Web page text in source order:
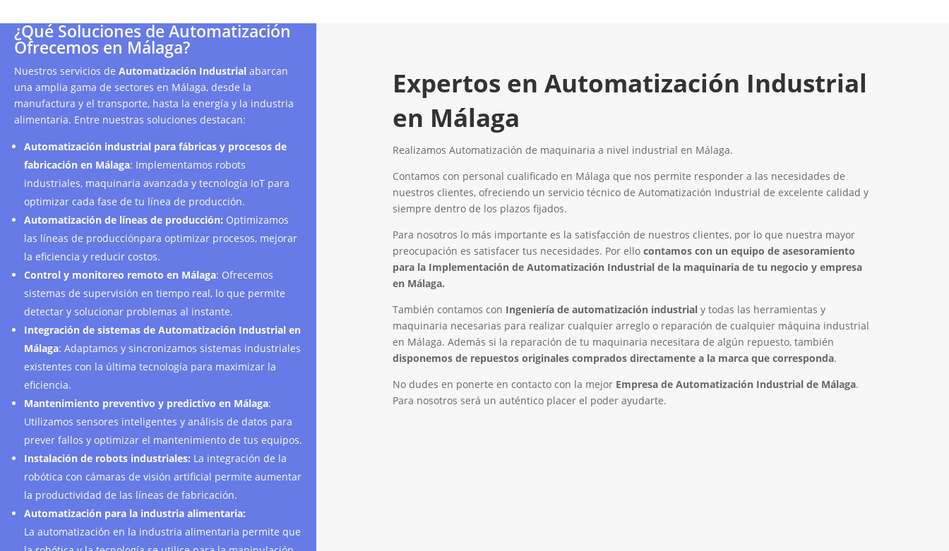
¿Qué Soluciones de Automatización
Ofrecemos en Málaga?
Nuestros servicios de Automatización Industrial abarcan
una amplia gama de sectores en Málaga, desde la
manufactura y el transporte, hasta la energía y la industria
alimentaria. Entre nuestras soluciones destacan:
Automatización industrial para fábricas y procesos de
fabricación en Málaga: Implementamos robots
industriales, maquinaria avanzada y tecnología IoT para
optimizar cada fase de tu línea de producción.
Automatización de líneas de producción: Optimizamos
las líneas de producciónpara optimizar procesos, mejorar
la eficiencia y reducir costos.
Control y monitoreo remoto en Málaga: Ofrecemos
sistemas de supervisión en tiempo real, lo que permite
detectar y solucionar problemas al instante.
Integración de sistemas de Automatización Industrial en
Málaga: Adaptamos y sincronizamos sistemas industriales
existentes con la última tecnología para maximizar la
eficiencia.
Mantenimiento preventivo y predictivo en Málaga:
Utilizamos sensores inteligentes y análisis de datos para
prever fallos y optimizar el mantenimiento de tus equipos.
Instalación de robots industriales: La integración de la
robótica con cámaras de visión artificial permite aumentar
la productividad de las líneas de fabricación.
Automatización para la industria alimentaria:
La automatización en la industria alimentaria permite que
Expertos en Automatización Industrial
en Málaga
Realizamos Automatización de maquinaria a nivel industrial en Málaga.
Contamos con personal cualificado en Málaga que nos permite responder a las necesidades de
nuestros clientes, ofreciendo un servicio técnico de Automatización Industrial de excelente calidad y
siempre dentro de los plazos fijados.
Para nosotros lo más importante es la satisfacción de nuestros clientes, por lo que nuestra mayor
preocupación es satisfacer tus necesidades. Por ello contamos con un equipo de asesoramiento
para la Implementación de Automatización Industrial de la maquinaria de tu negocio y empresa
en Málaga.
También contamos con Ingeniería de automatización industrialy todas las herramientas y
maquinaria necesarias para realizar cualquier arreglo o reparación de cualquier máquina industrial
en Málaga. Además si la reparación de tu maquinaria necesitara de algún repuesto, también
disponemos de repuestos originales comprados directamente a la marca que corresponda.
No dudes en ponerte en contacto con la mejor Empresa de Automatización Industrial de Málaga.
Para nosotros será un auténtico placer el poder ayudarte.